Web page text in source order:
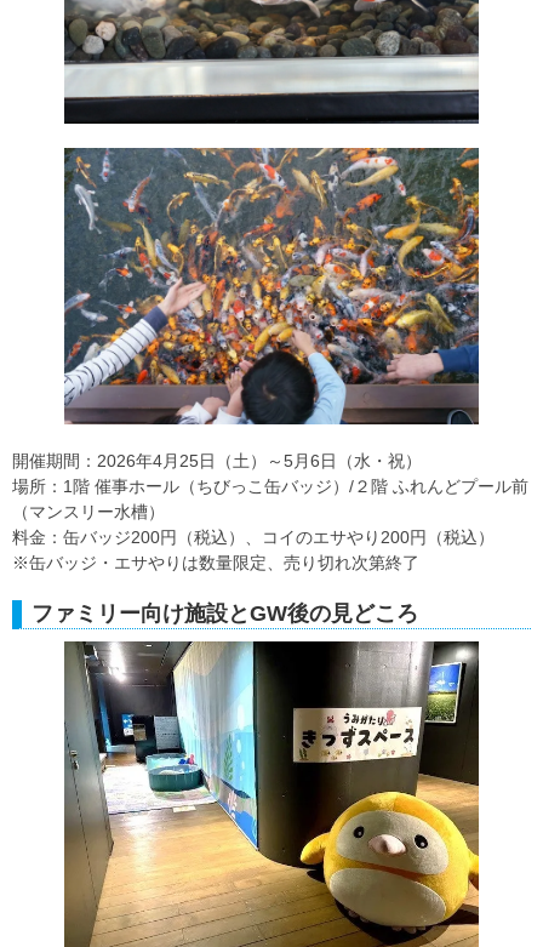
開催期間：2026年4月25日（土）～5月6日（水・祝）
場所：1階 催事ホール（ちびっこ缶バッジ）/２階 ふれんどプール前
（マンスリー水槽）
料金：缶バッジ200円（税込）、コイのエサやり200円（税込）
※缶バッジ・エサやりは数量限定、売り切れ次第終了
ファミリー向け施設とGW後の見どころ